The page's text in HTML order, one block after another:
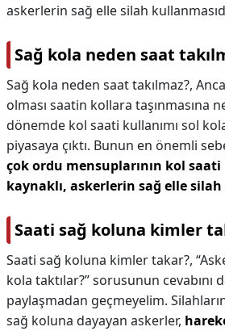
askerlerin sağ elle silah
Sağ kola neden saat
Sağ kola neden saat takılmaz?,
olması saatin kollara taşınmasına
dönemde kol saati kullanımı sol
piyasaya çıktı. Bunun en önemli
çok ordu mensuplarının kol
kaynaklı, askerlerin sağ elle silah
Saati sağ koluna kimler
Saati sağ koluna kimler takar?,
kola taktılar?” sorusunun cevabını
paylaşmadan geçmeyelim.
sağ koluna dayayan askerler,